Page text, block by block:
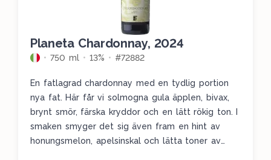
Planeta Chardonnay, 2024
750 ml 13% #72882
En fatlagrad chardonnay med en tydlig portion
nya fat. Här får vi solmogna gula äpplen, bivax,
brynt smör, färska kryddor och en lätt rökig ton. I
smaken smyger det sig även fram en hint av
honungsmelon, apelsinskal och lätta toner av